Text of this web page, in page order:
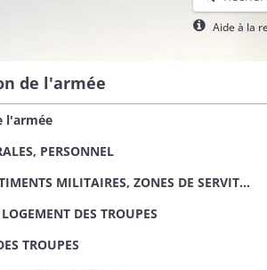
Aide à la
de l'armée
l'armée
PERSONNEL
MILITAIRES, ZONES DE SERVITUDE
DES TROUPES
TROUPES